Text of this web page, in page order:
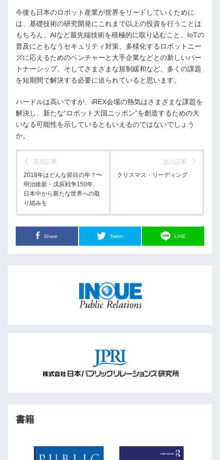
今後も日本のロボット産業が世界をリードしていくために
は、基礎技術の研究開発にこれまで以上の投資を行うことは
もちろん、AIなど最先端技術を積極的に取り込むこと、IoTの
普及にともなうセキュリティ対策、多様化するロボットニー
ズに応えるためのベンチャーと大手企業などとの新しいパー
トナーシップ、そしてさまざまな規制緩和など、多くの課題
を短期間で解決する必要に迫られていると思います。
ハードルは高いですが、iREX会場の熱気はさまざまな課題を
解決し、新たな“ロボット大国ニッポン”を創造するための大
いなる可能性を示しているともいえるのではないでしょう
か。
前の記事
2018年はどんな節目の年？〜
明治維新・戊辰戦争150年、
日本中から新たな世界への取
り組みを
次の記事
クリスマス・リーディング
Share Tweet LINE
書籍